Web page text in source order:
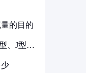
的目的
、J型、